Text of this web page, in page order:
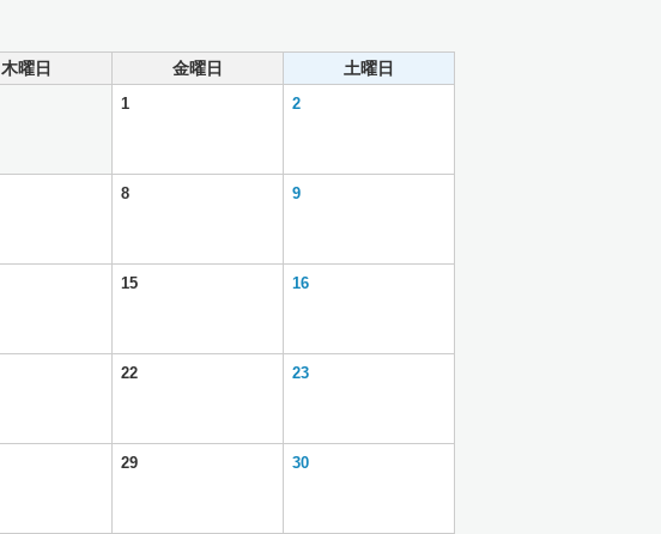
木曜日 金曜日 土曜日
1 2
8 9
15 16
22 23
29 30